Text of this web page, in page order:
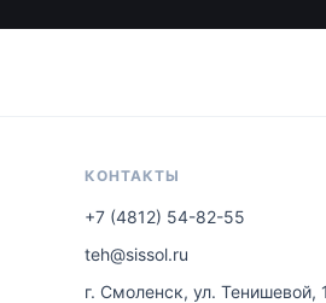
КОНТАКТЫ
+7 (4812) 54-82-55
teh@sissol.ru
г. Смоленск, ул. Тенишевой,